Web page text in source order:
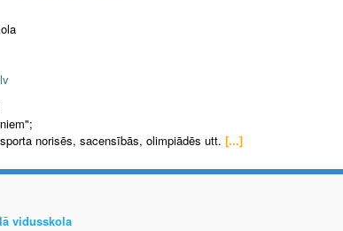
norisēs, sacensībās, olimpiādēs utt. [...]
vidusskola